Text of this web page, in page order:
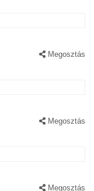
Megosztás
Megosztás
Megosztás